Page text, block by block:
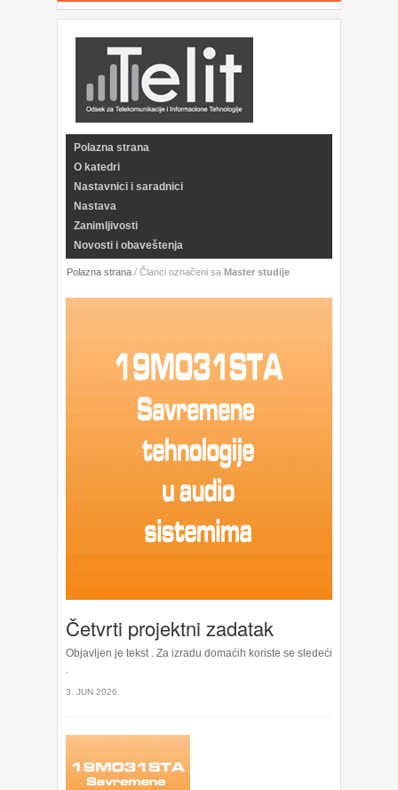
Polazna strana
O katedri
Nastavnici i saradnici
Nastava
Zanimljivosti
Novosti i obaveštenja
Polazna strana / Članci označeni sa Master studije
Četvrti projektni zadatak
Objavljen je tekst . Za izradu domaćih koriste se sledeći
.
3. JUN 2026.